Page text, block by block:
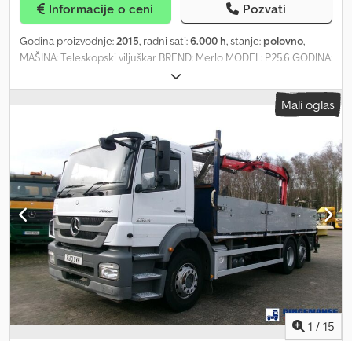
Informacije o ceni Pozvati
Godina proizvodnje:2015, radni sati:6.000 h, stanje: polovno,
MAŠINA: Teleskopski viljuškar BREND: Merlo MODEL: P25.6 GODINA:
2015 MOTOR: Dizel RADNI SATI: 6000 TRANSMISIJA: Automatska
POGON: 4X4X4 TELESKOPSKI STUB NOSIVOST: 2.500 kg VISINA
PODIZANJA: 5,9 m GUME: Dobre STANJE: Normalno ID: 43307 =
Godina proizvodnje: 2015 Namena: Građevinarstvo Tehničke
informacije Broj cilindara: 4 Tip goriva: Dizel Pogon: Točkovi Težine
Prazna masa: 4.750 kg Nosivost: 2.500 kg Dozvoljena ukupna masa:
7.250 kg Stanje Opšte stanje: Dobro Tehničko stanje: Dobro
Vizuelno stanje: Dobro Finansijske informacije Cena: Na upit
Dodatne informacije Za više informacija kontaktirajte Corne van
Dueren den Hollander ili Roland.
Mali oglas
1 / 15